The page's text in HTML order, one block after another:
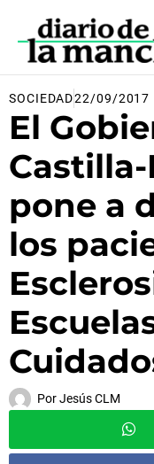
contenido
SOCIEDAD22/09/2017
El
pone a
los
PorJesús CLM